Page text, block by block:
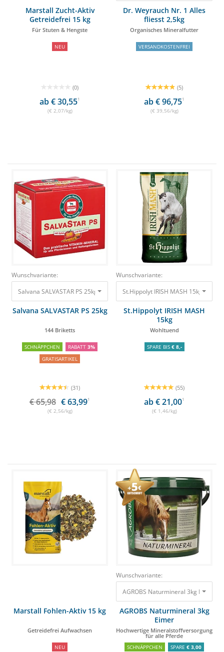
Marstall Zucht-Aktiv
Getreidefrei 15 kg
Für Stuten & Hengste
NEU
(0)
ab € 30,551
(€ 2,07/kg)
Dr. Weyrauch Nr. 1 Alles
fliesst 2,5kg
Organisches Mineralfutter
VERSANDKOSTENFREI
(5)
ab € 96,751
(€ 39,56/kg)
Wunschvariante:
Salvana SALVASTAR PS 25kg 144 Briketts65,98 € 63,99 €
Salvana SALVASTAR PS 25kg
144 Briketts
SCHNÄPPCHEN RABATT 3%
GRATISARTIKEL
(31)
€ 65,98 € 63,991
(€ 2,56/kg)
Wunschvariante:
St.Hippolyt IRISH MASH 15kg
St.Hippolyt IRISH MASH
15kg
Wohltuend
SPARE BIS € 8,-
(55)
ab € 21,001
(€ 1,46/kg)
Marstall Fohlen-Aktiv 15 kg
Getreidefrei Aufwachsen
NEU
Wunschvariante:
AGROBS Naturmineral 3kg Eimer
AGROBS Naturmineral 3kg
Eimer
Hochwertige Mineralstoffversorgung
für alle Pferde
SCHNÄPPCHEN SPARE € 3,00